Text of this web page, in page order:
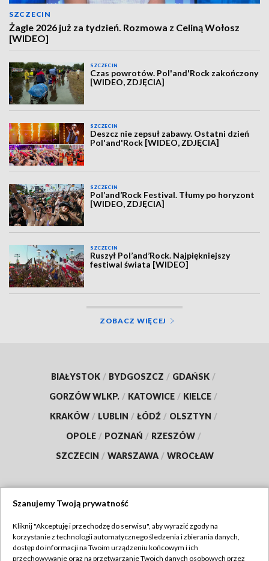
SZCZECIN
Żagle 2026 już za tydzień. Rozmowa z Celiną Wołosz
[WIDEO]
SZCZECIN
Czas powrotów. Pol'and'Rock zakończony
[WIDEO, ZDJĘCIA]
SZCZECIN
Deszcz nie zepsuł zabawy. Ostatni dzień
Pol'and'Rock [WIDEO, ZDJĘCIA]
SZCZECIN
Pol’and’Rock Festival. Tłumy po horyzont
[WIDEO, ZDJĘCIA]
SZCZECIN
Ruszył Pol’and’Rock. Najpiękniejszy
festiwal świata [WIDEO]
ZOBACZ WIĘCEJ
BIAŁYSTOK / BYDGOSZCZ / GDAŃSK /
GORZÓW WLKP. / KATOWICE / KIELCE /
KRAKÓW / LUBLIN / ŁÓDŹ / OLSZTYN /
OPOLE / POZNAŃ / RZESZÓW /
SZCZECIN / WARSZAWA / WROCŁAW
TVP
Szanujemy Twoją prywatność
Kliknij "Akceptuję i przechodzę do serwisu", aby wyrazić zgody na
korzystanie z technologii automatycznego śledzenia i zbierania danych,
dostęp do informacji na Twoim urządzeniu końcowym i ich
przechowywanie oraz na przetwarzanie Twoich danych osobowych przez